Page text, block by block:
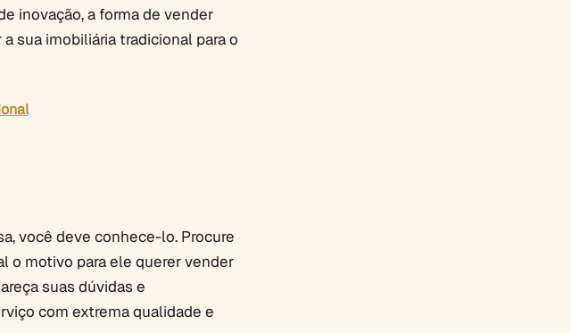
inovação, a forma de vender
sua imobiliária tradicional para o
você deve conhece-lo. Procure
o motivo para ele querer vender
suas dúvidas e
com extrema qualidade e